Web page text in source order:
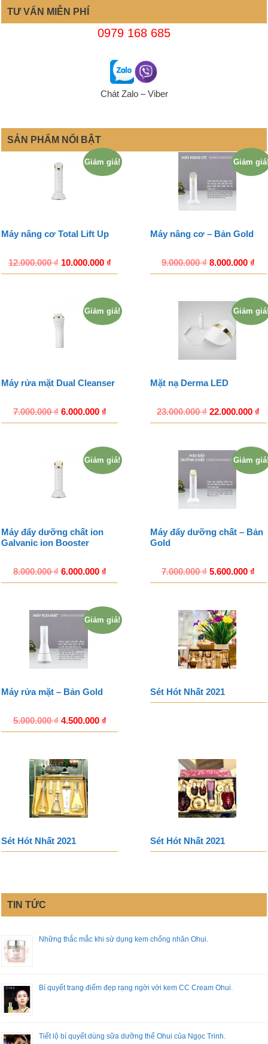
TƯ VẤN MIỄN PHÍ
0979 168 685
Chát Zalo – Viber
SẢN PHẨM NỔI BẬT
Giảm giá!
Máy nâng cơ Total Lift Up
12.000.000₫ 10.000.000 ₫
Giảm
Máy nâng cơ – Bản Gold
9.000.000₫ 8.000.000 ₫
Giảm giá!
Máy rửa mặt Dual Cleanser
7.000.000₫ 6.000.000 ₫
Giảm
Mặt nạ Derma LED
23.000.000₫ 22.000.000 ₫
Giảm giá!
Máy đẩy dưỡng chất ion
Galvanic ion Booster
8.000.000₫ 6.000.000 ₫
Giảm
Máy đẩy dưỡng chất – Bản
Gold
7.000.000₫ 5.600.000 ₫
Giảm giá!
Máy rửa mặt – Bản Gold
5.000.000₫ 4.500.000 ₫
Sét Hót Nhất 2021
Sét Hót Nhất 2021 Sét Hót Nhất 2021
TIN TỨC
Những thắc mắc khi sử dụng kem chống nhăn Ohui.
Bí quyết trang điểm đẹp rạng ngời với kem CC Cream Ohui.
Tiết lộ bí quyết dùng sữa dưỡng thể Ohui của Ngọc Trinh.